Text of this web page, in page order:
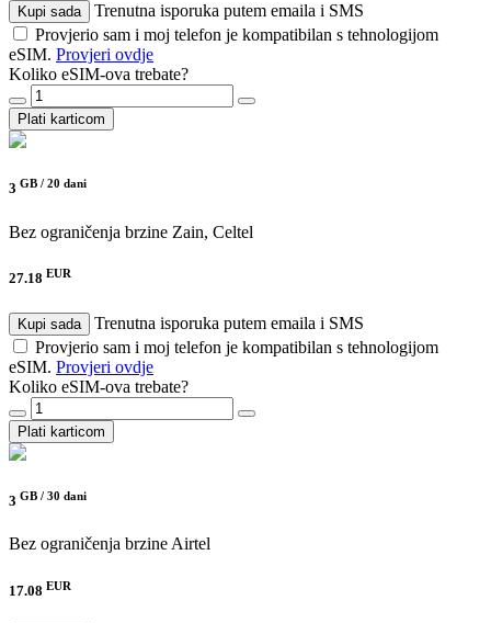
Kupi sada
Trenutna isporuka putem emaila i SMS
Provjerio sam i moj telefon je kompatibilan s tehnologijom
eSIM. Provjeri ovdje
Koliko eSIM-ova trebate?
Plati karticom
3 GB / 20 dani
Bez ograničenja brzine Zain, Celtel
27.18 EUR
Kupi sada
Trenutna isporuka putem emaila i SMS
Provjerio sam i moj telefon je kompatibilan s tehnologijom
eSIM. Provjeri ovdje
Koliko eSIM-ova trebate?
Plati karticom
3 GB / 30 dani
Bez ograničenja brzineAirtel
17.08 EUR